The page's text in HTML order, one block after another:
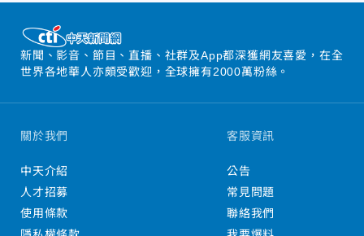
新聞、影音、節目、直播、社群及App都深獲網友喜愛，在全
世界各地華人亦頗受歡迎，全球擁有2000萬粉絲。
關於我們
中天介紹
人才招募
使用條款
客服資訊
公告
常見問題
聯絡我們